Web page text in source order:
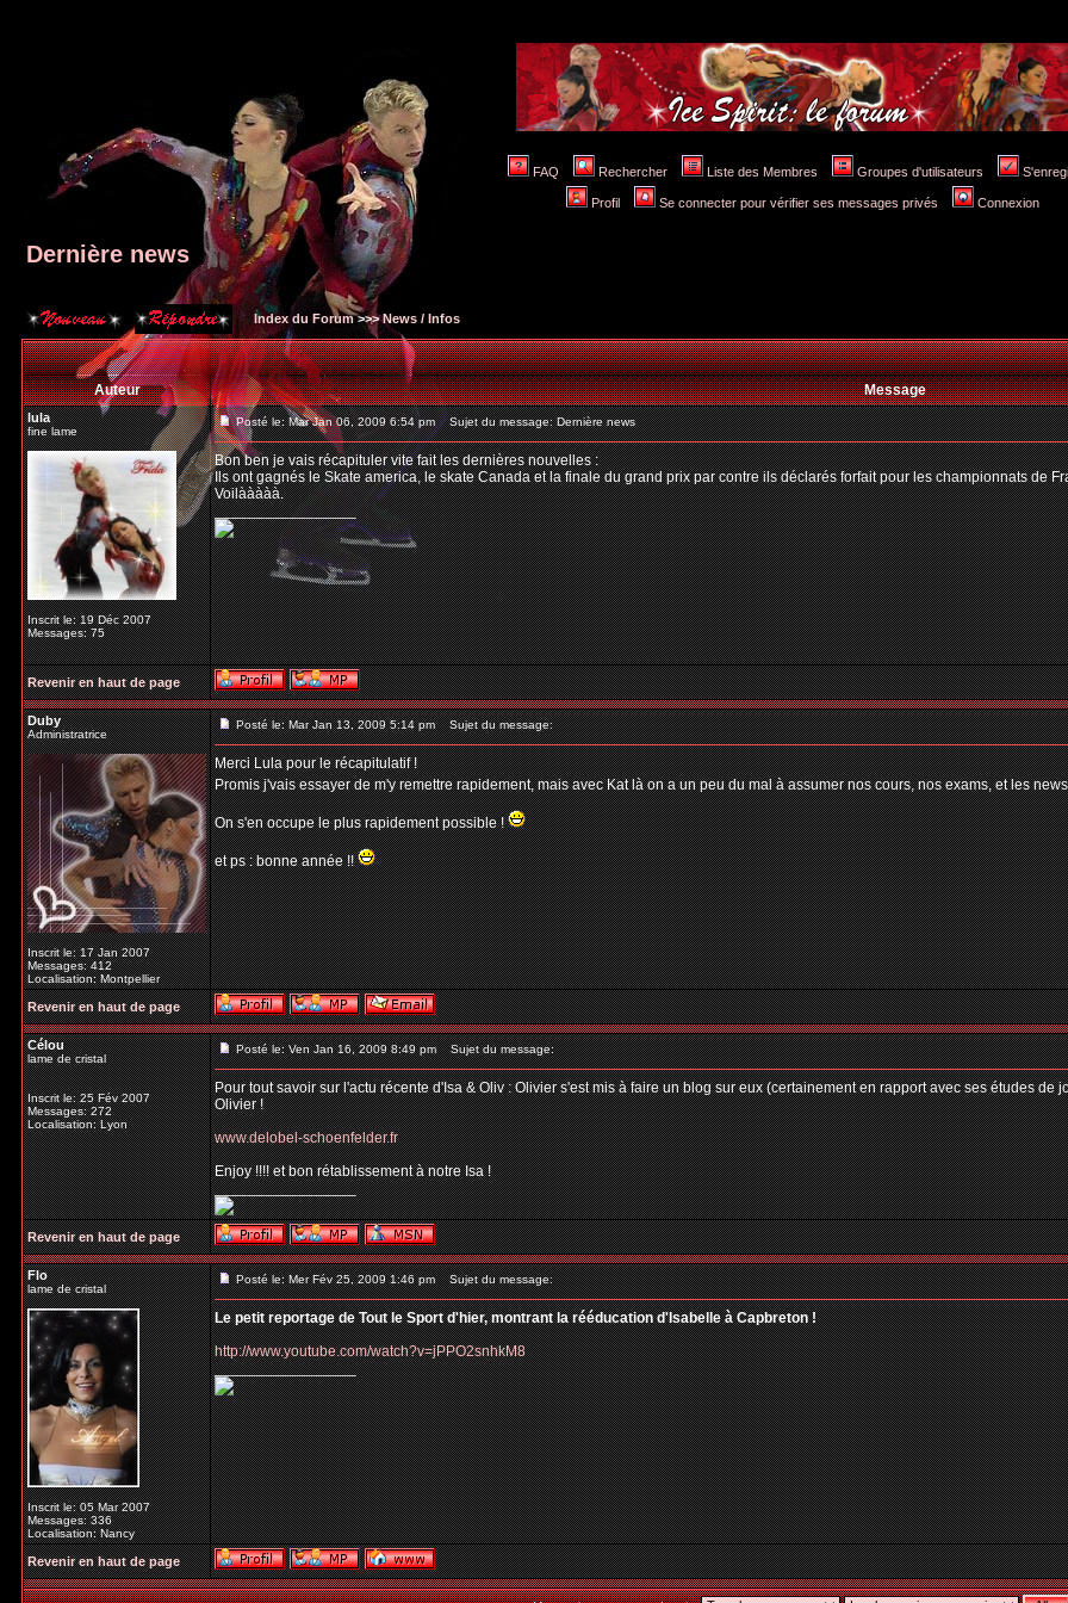
FAQ Rechercher Liste des Membres Groupes d'utilisateurs
Profil Se connecter pour vérifier ses messages privés Connexion
Dernière news
Index du Forum>>>News / Infos
Auteur Message
lula
fine lame
Inscrit le: 19 Déc 2007
Messages: 75
Posté le: Mar Jan 06, 2009 6:54 pm Sujet du message: Dernière news
Bon ben je vais récapituler vite fait les dernières nouvelles :
Ils ont gagnés le Skate america, le skate Canada et la finale du grand prix par contre ils déclarés forfait pour les championnats de
Voilààààà.
_________________
Revenir en haut de page
Duby
Administratrice
Inscrit le: 17 Jan 2007
Messages: 412
Localisation: Montpellier
Posté le: Mar Jan 13, 2009 5:14 pm Sujet du message:
Merci Lula pour le récapitulatif !
Promis j'vais essayer de m'y remettre rapidement, mais avec Kat là on a un peu du mal à assumer nos cours, nos exams, et les
On s'en occupe le plus rapidement possible !
et ps : bonne année !!
Revenir en haut de page
Célou
lame de cristal
Inscrit le: 25 Fév 2007
Messages: 272
Localisation: Lyon
Posté le: Ven Jan 16, 2009 8:49 pm Sujet du message:
Pour tout savoir sur l'actu récente d'Isa & Oliv : Olivier s'est mis à faire un blog sur eux (certainement en rapport avec ses études
Olivier !
www.delobel-schoenfelder.fr
Enjoy !!!! et bon rétablissement à notre Isa !
_________________
Revenir en haut de page
Flo
lame de cristal
Inscrit le: 05 Mar 2007
Messages: 336
Localisation: Nancy
Posté le: Mer Fév 25, 2009 1:46 pm Sujet du message:
Le petit reportage de Tout le Sport d'hier, montrant la rééducation d'Isabelle à Capbreton !
http://www.youtube.com/watch?v=jPPO2snhkM8
_________________
Revenir en haut de page